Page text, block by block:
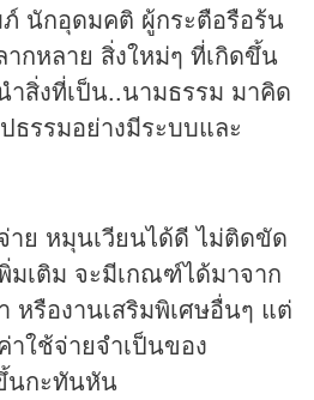
นักอุดมคติ ผู้กระตือรือร้น
กหลาย สิ่งใหม่ๆ ที่เกิดขึ้น
สิ่งที่เป็น..นามธรรม มาคิด
รรมอย่างมีระบบและ
าย หมุนเวียนได้ดี ไม่ติดขัด
มเติม จะมีเกณฑ์ได้มาจาก
หรืองานเสริมพิเศษอื่นๆ แต่
าใช้จ่ายจำเป็นของ
นกะทันหัน